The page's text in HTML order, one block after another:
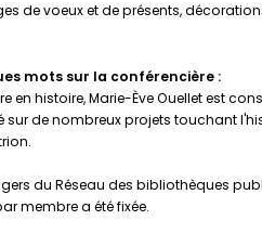
de voeux et de présents,
mots sur la conférencière :
en histoire, Marie-Ève Ouellet est
sur de nombreux projets touchant
du Réseau des bibliothèques
membre a été fixée.